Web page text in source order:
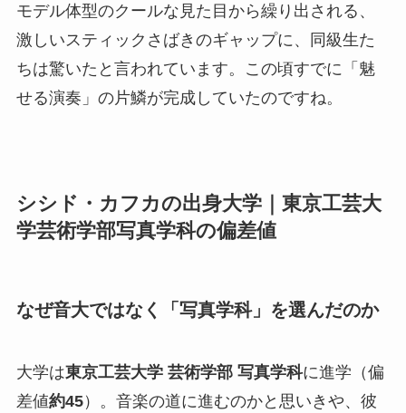
モデル体型のクールな見た目から繰り出される、
激しいスティックさばきのギャップに、同級生た
ちは驚いたと言われています。この頃すでに「魅
せる演奏」の片鱗が完成していたのですね。
シシド・カフカの出身大学｜東京工芸大
学芸術学部写真学科の偏差値
なぜ音大ではなく「写真学科」を選んだのか
大学は東京工芸大学 芸術学部 写真学科に進学（偏
差値約45）。音楽の道に進むのかと思いきや、彼